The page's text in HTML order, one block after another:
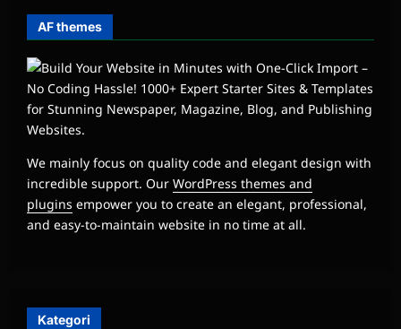
AF themes
We mainly focus on quality code and elegant design with
incredible support. Our WordPress themes and
plugins empower you to create an elegant, professional,
and easy-to-maintain website in no time at all.
Kategori